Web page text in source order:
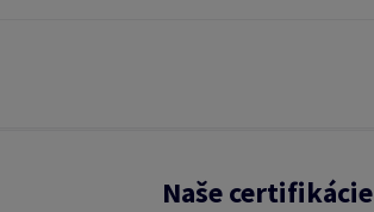
Naše certifikácie